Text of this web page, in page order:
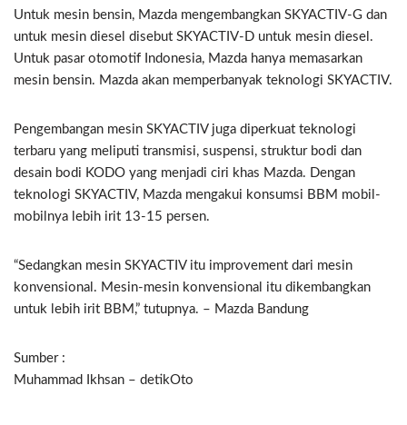
Untuk mesin bensin, Mazda mengembangkan SKYACTIV-G dan
untuk mesin diesel disebut SKYACTIV-D untuk mesin diesel.
Untuk pasar otomotif Indonesia, Mazda hanya memasarkan
mesin bensin. Mazda akan memperbanyak teknologi SKYACTIV.
Pengembangan mesin SKYACTIV juga diperkuat teknologi
terbaru yang meliputi transmisi, suspensi, struktur bodi dan
desain bodi KODO yang menjadi ciri khas Mazda. Dengan
teknologi SKYACTIV, Mazda mengakui konsumsi BBM mobil-
mobilnya lebih irit 13-15 persen.
“Sedangkan mesin SKYACTIV itu improvement dari mesin
konvensional. Mesin-mesin konvensional itu dikembangkan
untuk lebih irit BBM,” tutupnya. – Mazda Bandung
Sumber :
Muhammad Ikhsan – detikOto